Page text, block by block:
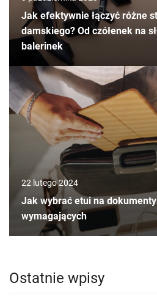
Jak efektywnie łączyć różne
damskiego? Od czółenek na
balerinek
22 lutego 2024
Jak wybrać etui na
wymagających
Ostatnie wpisy